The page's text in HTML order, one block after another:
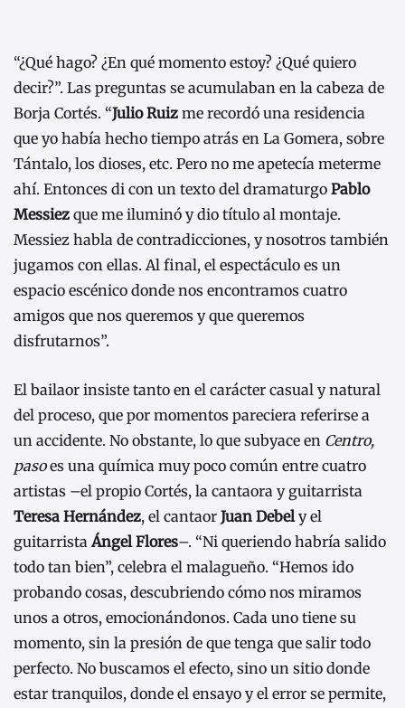
“¿Qué hago? ¿En qué momento estoy? ¿Qué quiero
decir?”. Las preguntas se acumulaban en la cabeza de
Borja Cortés. “Julio Ruiz me recordó una residencia
que yo había hecho tiempo atrás en La Gomera, sobre
Tántalo, los dioses, etc. Pero no me apetecía meterme
ahí. Entonces di con un texto del dramaturgo Pablo
Messiez que me iluminó y dio título al montaje.
Messiez habla de contradicciones, y nosotros también
jugamos con ellas. Al final, el espectáculo es un
espacio escénico donde nos encontramos cuatro
amigos que nos queremos y que queremos
disfrutarnos”.
El bailaor insiste tanto en el carácter casual y natural
del proceso, que por momentos pareciera referirse a
un accidente. No obstante, lo que subyace en Centro,
pasoes una química muy poco común entre cuatro
artistas –el propio Cortés, la cantaora y guitarrista
Teresa Hernández, el cantaor Juan Debely el
guitarrista Ángel Flores–. “Ni queriendo habría salido
todo tan bien”, celebra el malagueño. “Hemos ido
probando cosas, descubriendo cómo nos miramos
unos a otros, emocionándonos. Cada uno tiene su
momento, sin la presión de que tenga que salir todo
perfecto. No buscamos el efecto, sino un sitio donde
estar tranquilos, donde el ensayo y el error se permite,